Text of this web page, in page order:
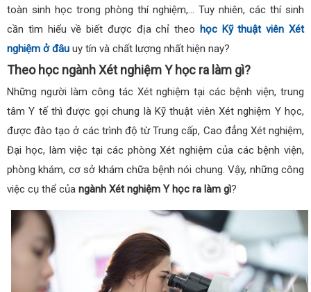
toàn sinh học trong phòng thí nghiệm,… Tuy nhiên, các thí sinh
cần tìm hiểu về biết được địa chỉ theo học Kỹ thuật viên Xét
nghiệm ở đâu uy tín và chất lượng nhất hiện nay?
Theo học ngành Xét nghiệm Y học ra làm gì?
Những người làm công tác Xét nghiệm tại các bệnh viện, trung
tâm Y tế thì được gọi chung là Kỹ thuật viên Xét nghiệm Y học,
được đào tạo ở các trình độ từ Trung cấp, Cao đẳng Xét nghiệm,
Đại học, làm việc tại các phòng Xét nghiệm của các bệnh viện,
phòng khám, cơ sở khám chữa bệnh nói chung. Vậy, những công
việc cụ thể của ngành Xét nghiệm Y học ra làm gì?